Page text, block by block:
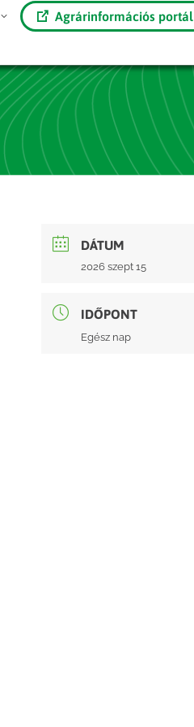
Agrárinformációs portál
DÁTUM
2026 szept 15
IDŐPONT
Egész nap